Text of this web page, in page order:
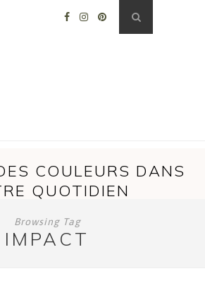
COULEURS DANS
QUOTIDIEN
Browsing Tag
IMPACT